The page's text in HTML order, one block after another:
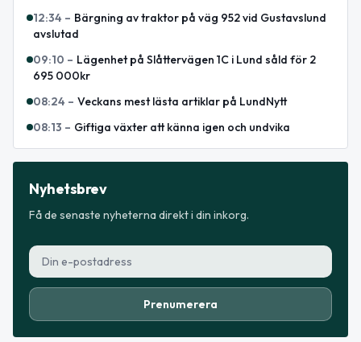
12:34 – Bärgning av traktor på väg 952 vid Gustavslund
avslutad
09:10 – Lägenhet på Slåttervägen 1C i Lund såld för 2
695 000kr
08:24 – Veckans mest lästa artiklar på LundNytt
08:13 – Giftiga växter att känna igen och undvika
Nyhetsbrev
Få de senaste nyheterna direkt i din inkorg.
Prenumerera